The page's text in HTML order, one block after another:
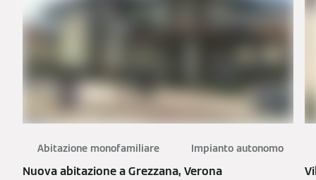
Abitazione monofamiliare Impianto autonomo
Nuova abitazione a Grezzana, Verona